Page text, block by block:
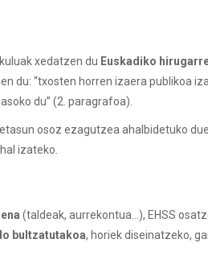
xedatzen du Euskadiko
du: “txosten horren izaera publikoa
du” (2. paragrafoa).
osoz ezagutzea ahalbidetuko
izateko.
(taldeak, aurrekontua…), EHSS
bultzatutakoa, horiek diseinatzeko,